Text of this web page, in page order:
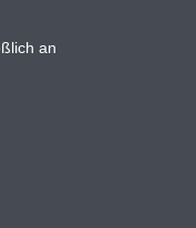
an